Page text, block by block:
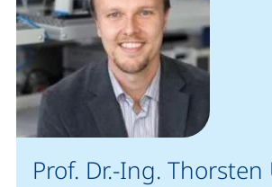
Prof. Dr.-Ing. Thorsten